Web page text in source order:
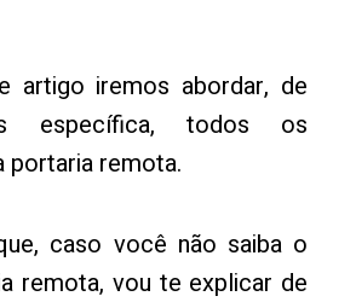
artigo iremos abordar, de
específica, todos os
portaria remota.
caso você não saiba o
remota, vou te explicar de